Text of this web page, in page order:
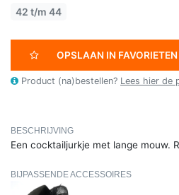
42 t/m 44
OPSLAAN IN FAVORIETEN
Product (na)bestellen? Lees hier de
BESCHRIJVING
Een cocktailjurkje met lange mouw.
BIJPASSENDE ACCESSOIRES